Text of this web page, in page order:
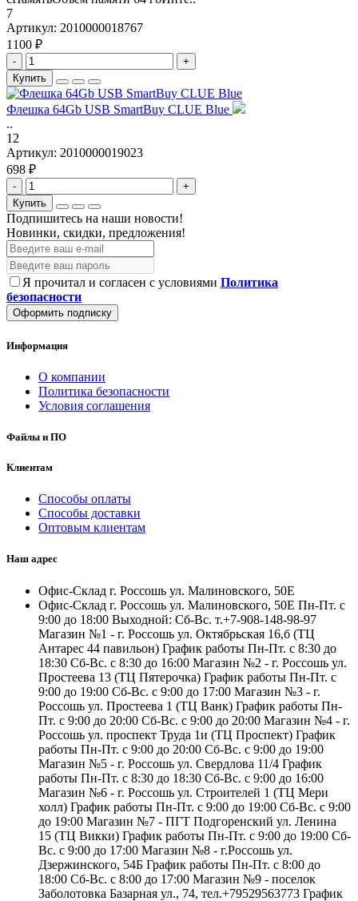
7
Артикул: 2010000018767
1100 ₽
-
+
Купить
Флешка 64Gb USB SmartBuy CLUE Blue
..
12
Артикул: 2010000019023
698 ₽
-
+
Купить
Подпишитесь на наши новости!
Новинки, скидки, предложения!
Я прочитал и согласен с условиями Политика
безопасности
Оформить подписку
Информация
О компании
Политика безопасности
Условия соглашения
Файлы и ПО
Клиентам
Способы оплаты
Способы доставки
Оптовым клиентам
Наш адрес
Офис-Склад г. Россошь ул. Малиновского, 50Е
Офис-Склад г. Россошь ул. Малиновского, 50Е Пн-Пт. с
9:00 до 18:00 Выходной: Сб-Вс. т.+7-908-148-98-97
Магазин №1 - г. Россошь ул. Октябрьская 16,б (ТЦ
Антарес 44 павильон) График работы Пн-Пт. с 8:30 до
18:30 Сб-Вс. с 8:30 до 16:00 Магазин №2 - г. Россошь ул.
Простеева 13 (ТЦ Пятерочка) График работы Пн-Пт. с
9:00 до 19:00 Сб-Вс. с 9:00 до 17:00 Магазин №3 - г.
Россошь ул. Простеева 1 (ТЦ Ванк) График работы Пн-
Пт. с 9:00 до 20:00 Сб-Вс. с 9:00 до 20:00 Магазин №4 - г.
Россошь ул. проспект Труда 1и (ТЦ Проспект) График
работы Пн-Пт. с 9:00 до 20:00 Сб-Вс. с 9:00 до 19:00
Магазин №5 - г. Россошь ул. Свердлова 11/4 График
работы Пн-Пт. с 8:30 до 18:30 Сб-Вс. с 9:00 до 16:00
Магазин №6 - г. Россошь ул. Строителей 1 (ТЦ Мери
холл) График работы Пн-Пт. с 9:00 до 19:00 Сб-Вс. с 9:00
до 19:00 Магазин №7 - ПГТ Подгоренский ул. Ленина
15 (ТЦ Викки) График работы Пн-Пт. с 9:00 до 19:00 Сб-
Вс. с 9:00 до 17:00 Магазин №8 - г.Россошь ул.
Дзержинского, 54Б График работы Пн-Пт. с 8:00 до
18:00 Сб-Вс. с 8:00 до 17:00 Магазин №9 - поселок
Заболотовка Базарная ул., 74, тел.+79529563773 График